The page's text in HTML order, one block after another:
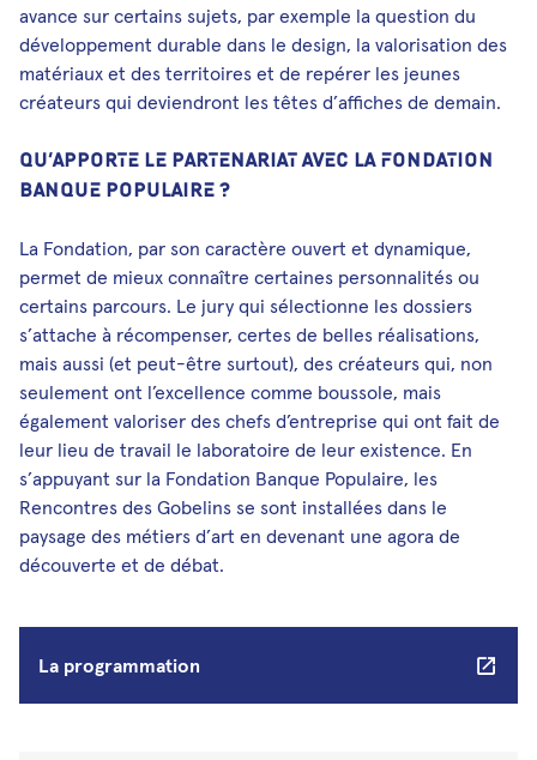
avance sur certains sujets, par exemple la question du
développement durable dans le design, la valorisation des
matériaux et des territoires et de repérer les jeunes
créateurs qui deviendront les têtes d’affiches de demain.
QU’APPORTE LE PARTENARIAT AVEC LA FONDATION
BANQUE POPULAIRE ?
La Fondation, par son caractère ouvert et dynamique,
permet de mieux connaître certaines personnalités ou
certains parcours. Le jury qui sélectionne les dossiers
s’attache à récompenser, certes de belles réalisations,
mais aussi (et peut-être surtout), des créateurs qui, non
seulement ont l’excellence comme boussole, mais
également valoriser des chefs d’entreprise qui ont fait de
leur lieu de travail le laboratoire de leur existence. En
s’appuyant sur la Fondation Banque Populaire, les
Rencontres des Gobelins se sont installées dans le
paysage des métiers d’art en devenant une agora de
découverte et de débat.
La programmation